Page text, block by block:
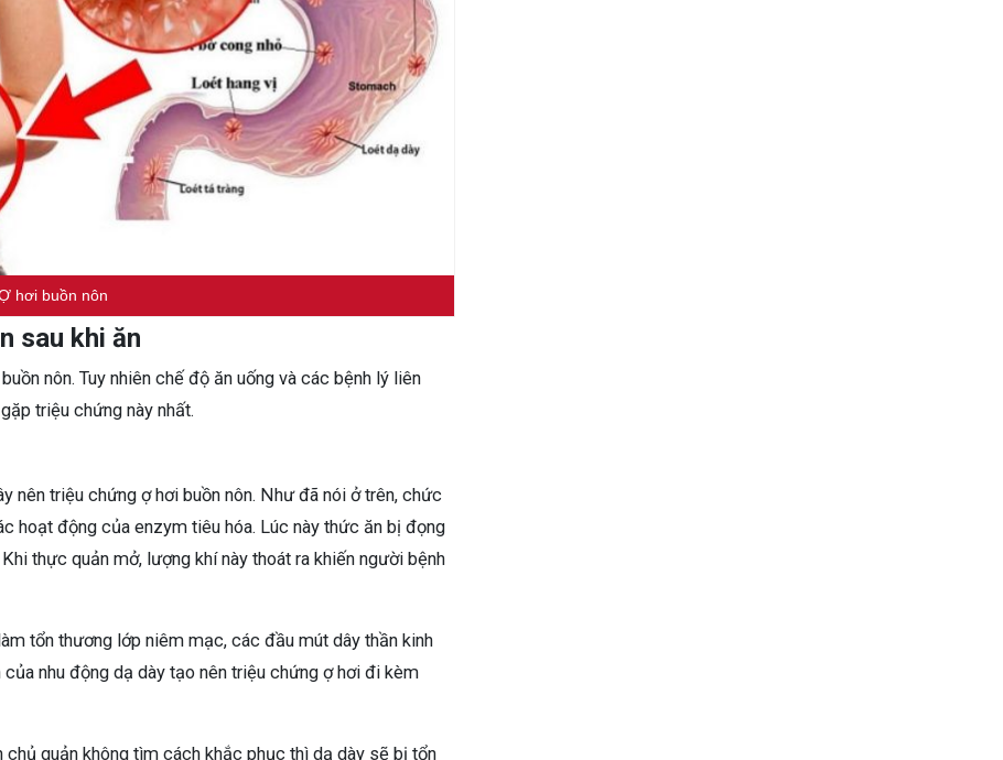
hơi buồn nôn
sau khi ăn
nôn. Tuy nhiên chế độ ăn uống và các bệnh lý liên
triệu chứng này nhất.
nên triệu chứng ợ hơi buồn nôn. Như đã nói ở trên, chức
hoạt động của enzym tiêu hóa. Lúc này thức ăn bị đọng
thực quản mở, lượng khí này thoát ra khiến người bệnh
tổn thương lớp niêm mạc, các đầu mút dây thần kinh
nhu động dạ dày tạo nên triệu chứng ợ hơi đi kèm
quản không tìm cách khắc phục thì dạ dày sẽ bị tổn